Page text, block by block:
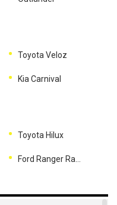
Toyota Veloz
Kia Carnival
Toyota Hilux